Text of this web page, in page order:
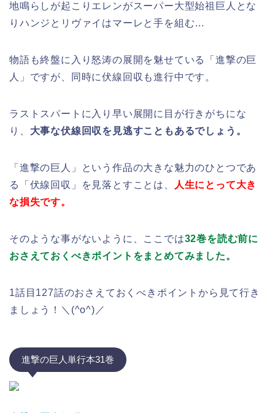
地鳴らしが起こりエレンがスーパー大型始祖巨人とな
りハンジとリヴァイはマーレと手を組む…
物語も終盤に入り怒涛の展開を魅せている「進撃の巨
人」ですが、同時に伏線回収も進行中です。
ラストスパートに入り早い展開に目が行きがちにな
り、 大事な伏線回収を見逃すこともあるでしょう。
「進撃の巨人」という作品の大きな魅力のひとつであ
る「伏線回収」を見落とすことは、
人生にとって大き
な損失です。
そのような事がないように、ここでは32巻を読む前に
おさえておくべきポイントをまとめてみました。
1話目127話のおさえておくべきポイントから見て行き
ましょう！＼(^o^)／
進撃の巨人単行本31巻